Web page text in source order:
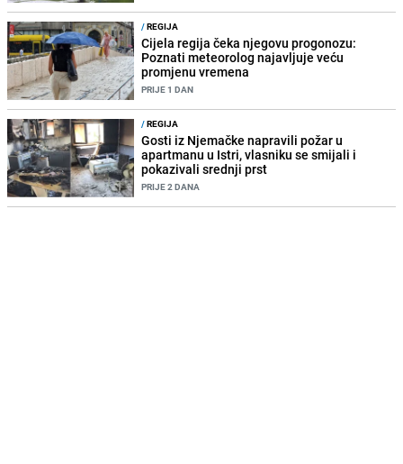
/REGIJA
Cijela regija čeka njegovu progonozu:
Poznati meteorolog najavljuje veću
promjenu vremena
PRIJE 1 DAN
/REGIJA
Gosti iz Njemačke napravili požar u
apartmanu u Istri, vlasniku se smijali i
pokazivali srednji prst
PRIJE 2 DANA